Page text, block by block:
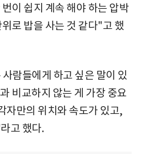
이 쉽지 계속 해야 하는 압박
로 밥을 사는 것 같다"고 했
람들에게 하고 싶은 말이 있
비교하지 않는 게 가장 중요
자만의 위치와 속도가 있고,
고 했다.